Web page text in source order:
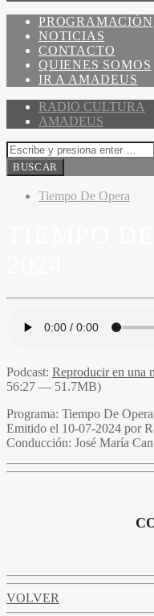
PROGRAMACIÓN
NOTICIAS
CONTACTO
QUIENES SOMOS
IR A AMADEUS
RADIO CULTURA
AMADEUS
Tiempo De Opera
Podcast: Reproducir en una
56:27 — 51.7MB)
Programa: Tiempo De Opera
Emitido el 10-07-2024 por
Conducción: José María
VOLVER